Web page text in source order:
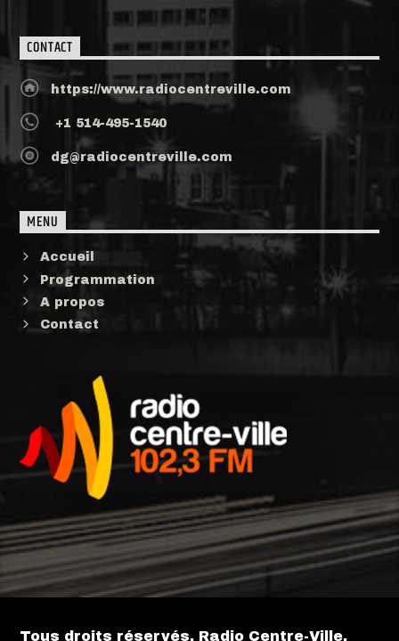
CONTACT
https://www.radiocentreville.com
+1 514-495-1540
dg@radiocentreville.com
MENU
Accueil
Programmation
A propos
Contact
Tous droits réservés. Radio Centre-Ville.